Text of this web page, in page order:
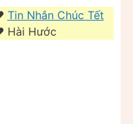
Tin Nhắn Chúc Tết
Hài Hước